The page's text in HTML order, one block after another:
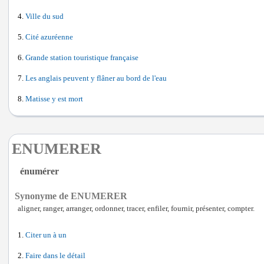
Ville du sud
Cité azuréenne
Grande station touristique française
Les anglais peuvent y flâner au bord de l'eau
Matisse y est mort
ENUMERER
énumérer
Synonyme de ENUMERER
aligner, ranger, arranger, ordonner, tracer, enfiler, fournir, présenter, compter.
Citer un à un
Faire dans le détail